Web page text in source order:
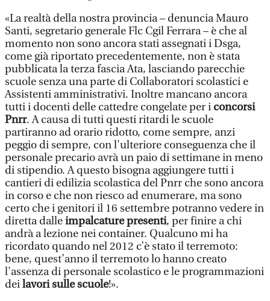
«La realtà della nostra provincia – denuncia Mauro
Santi, segretario generale Flc Cgil Ferrara – è che al
momento non sono ancora stati assegnati i Dsga,
come già riportato precedentemente, non è stata
pubblicata la terza fascia Ata, lasciando parecchie
scuole senza una parte di Collaboratori scolastici e
Assistenti amministrativi. Inoltre mancano ancora
tutti i docenti delle cattedre congelate per i concorsi
Pnrr. A causa di tutti questi ritardi le scuole
partiranno ad orario ridotto, come sempre, anzi
peggio di sempre, con l'ulteriore conseguenza che il
personale precario avrà un paio di settimane in meno
di stipendio. A questo bisogna aggiungere tutti i
cantieri di edilizia scolastica del Pnrr che sono ancora
in corso e che non riesco ad enumerare, ma sono
certo che i genitori il 16 settembre potranno vedere in
diretta dalleimpalcature presenti, per finire a chi
andrà a lezione nei container. Qualcuno mi ha
ricordato quando nel 2012 c’è stato il terremoto:
bene, quest’anno il terremoto lo hanno creato
l'assenza di personale scolastico e le programmazioni
deilavori sulle scuole!».